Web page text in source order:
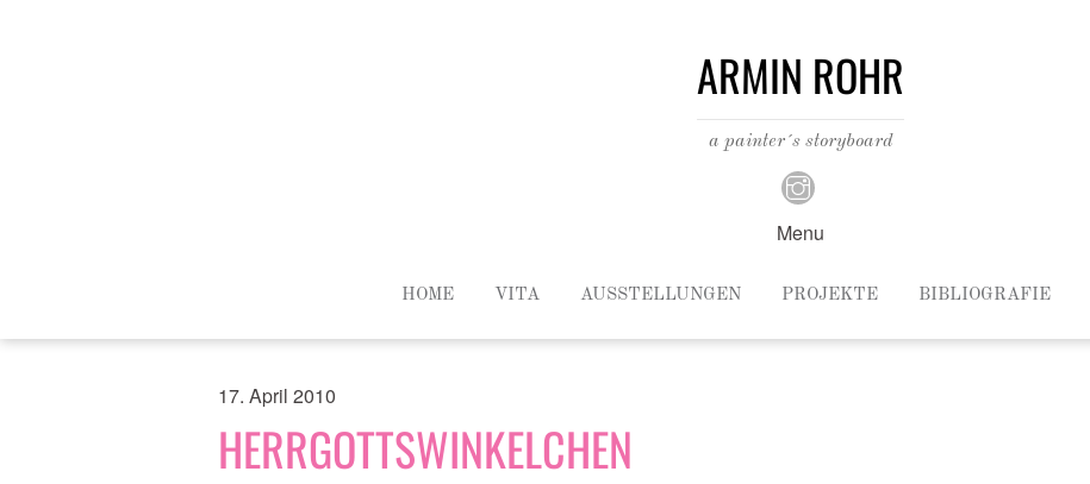
ARMIN ROHR
a painter´s storyboard
Menu
HOME VITA AUSSTELLUNGEN PROJEKTE BIBLIOGRAFIE
17. April 2010
HERRGOTTSWINKELCHEN